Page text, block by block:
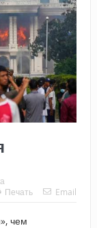
Печать
Email
чем